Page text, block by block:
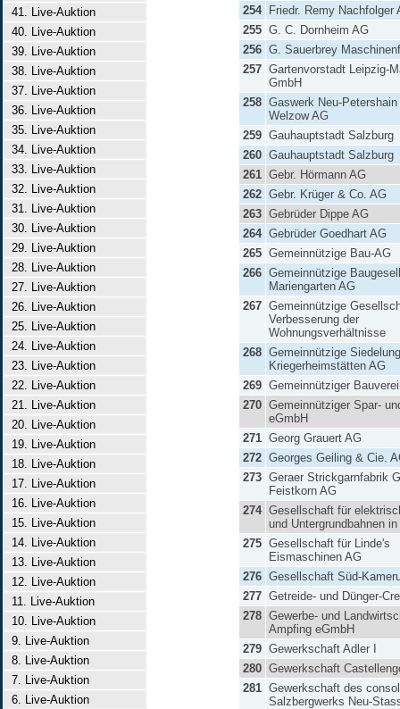
41. Live-Auktion
40. Live-Auktion
39. Live-Auktion
38. Live-Auktion
37. Live-Auktion
36. Live-Auktion
35. Live-Auktion
34. Live-Auktion
33. Live-Auktion
32. Live-Auktion
31. Live-Auktion
30. Live-Auktion
29. Live-Auktion
28. Live-Auktion
27. Live-Auktion
26. Live-Auktion
25. Live-Auktion
24. Live-Auktion
23. Live-Auktion
22. Live-Auktion
21. Live-Auktion
20. Live-Auktion
19. Live-Auktion
18. Live-Auktion
17. Live-Auktion
16. Live-Auktion
15. Live-Auktion
14. Live-Auktion
13. Live-Auktion
12. Live-Auktion
11. Live-Auktion
10. Live-Auktion
9. Live-Auktion
8. Live-Auktion
7. Live-Auktion
6. Live-Auktion
254
Friedr. Remy Nachfolger
255 G. C. Dornheim AG
256 G. Sauerbrey
257 Gartenvorstadt Leipzig-
GmbH
258 Gaswerk Neu-Petershain
Welzow AG
259 Gauhauptstadt Salzburg
260 Gauhauptstadt Salzburg
261 Gebr. Hörmann AG
262 Gebr. Krüger & Co. AG
263 Gebrüder Dippe AG
264 Gebrüder Goedhart AG
265 Gemeinnützige Bau-AG
266 Gemeinnützige
Mariengarten AG
267 Gemeinnützige
Verbesserung der
Wohnungsverhältnisse
268 Gemeinnützige
Kriegerheimstätten AG
269 Gemeinnütziger
270 Gemeinnütziger Spar-
eGmbH
271 Georg Grauert AG
272 Georges Geiling & Cie.
273 Geraer Strickgarnfabrik
Feistkorn AG
274 Gesellschaft für
und Untergrundbahnen
275 Gesellschaft für Linde's
Eismaschinen AG
276 Gesellschaft Süd-
277 Getreide- und Dünger-
278 Gewerbe- und
Ampfing eGmbH
279 Gewerkschaft Adler I
280 Gewerkschaft
281 Gewerkschaft des
Salzbergwerks Neu-